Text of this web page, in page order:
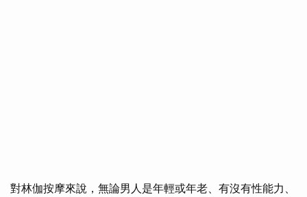
對林伽按摩來說，無論男人是年輕或年老、有沒有性能力、